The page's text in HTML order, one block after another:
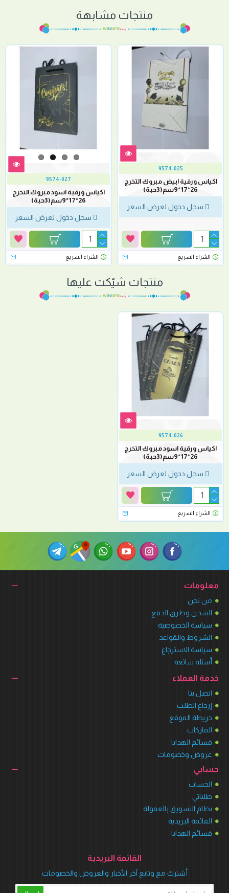
منتجات مشابهة
9574-025
اكياس ورقية ابيض مبروك التخرج
26*17*9سم(3حبة)
سجل دخول لعرض السعر
الشراء السريع
9574-027
اكياس ورقية اسود مبروك التخرج
26*17*9سم(3حبة)
سجل دخول لعرض السعر
الشراء السريع
منتجات شيّكت عليها
9574-026
اكياس ورقية اسود مبروك التخرج
26*17*9سم(3حبة)
سجل دخول لعرض السعر
الشراء السريع
معلومات
من نحن
الشحن وطرق الدفع
سياسة الخصوصية
الشروط والقواعد
سياسة الاسترجاع
أسئلة شائعة
خدمة العملاء
اتصل بنا
إرجاع الطلب
خريطة الموقع
الماركات
قسائم الهدايا
عروض وخصومات
حسابي
الحساب
طلباتي
نظام التسويق بالعمولة
القائمة البريدية
قسائم الهدايا
القائمة البريدية
أشترك مع وتابع آخر الأخبار والعروض والخصومات